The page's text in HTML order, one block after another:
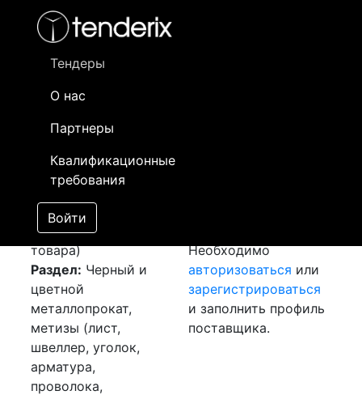
Тендеры
О нас
Партнеры
Квалификационные
требования
Войти
- активный лот
- сохраненный лот (не опубликован)
Закуп: Проволока
[Завершен]
Победитель выбран
Лот №:5154
АУКЦИОН (покупка
товара)
Раздел: Черный и
цветной
металлопрокат,
метизы (лист,
швеллер, уголок,
арматура,
проволока,
Необходимо
авторизоваться или
зарегистрироваться
и заполнить профиль
поставщика.